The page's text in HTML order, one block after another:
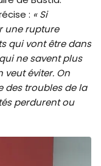
: « Si
une rupture
qui vont être dans
ne savent plus
veut éviter. On
des troubles de la
perdurent ou